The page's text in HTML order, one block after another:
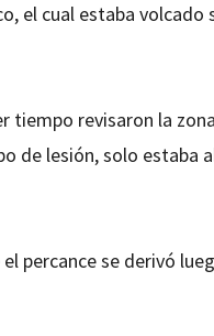
el cual estaba
tiempo revisaron la
de lesión, solo estaba
percance se derivó